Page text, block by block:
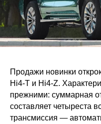
Продажи новинки
Hi4-T и Hi4-Z.
прежними: суммарная
составляет четыреста
трансмиссия —